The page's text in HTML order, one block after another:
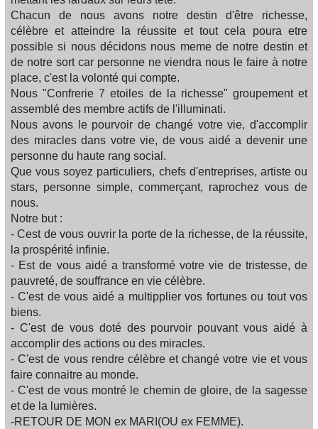
Chacun de nous avons notre destin d'être richesse,
célèbre et atteindre la réussite et tout cela poura etre
possible si nous décidons nous meme de notre destin et
de notre sort car personne ne viendra nous le faire à notre
place, c'est la volonté qui compte.
Nous "Confrerie 7 etoiles de la richesse" groupement et
assemblé des membre actifs de l'illuminati.
Nous avons le pourvoir de changé votre vie, d'accomplir
des miracles dans votre vie, de vous aidé a devenir une
personne du haute rang social.
Que vous soyez particuliers, chefs d'entreprises, artiste ou
stars, personne simple, commerçant, raprochez vous de
nous.
Notre but :
- Cest de vous ouvrir la porte de la richesse, de la réussite,
la prospérité infinie.
- Est de vous aidé a transformé votre vie de tristesse, de
pauvreté, de souffrance en vie célèbre.
- C'est de vous aidé a multipplier vos fortunes ou tout vos
biens.
- C'est de vous doté des pourvoir pouvant vous aidé à
accomplir des actions ou des miracles.
- C'est de vous rendre célèbre et changé votre vie et vous
faire connaitre au monde.
- C'est de vous montré le chemin de gloire, de la sagesse
et de la lumières.
-RETOUR DE MON ex MARI(OU ex FEMME).